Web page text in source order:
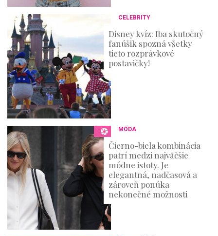
CELEBRITY
Disney kvíz: Iba skutočný
fanúšik spozná všetky
tieto rozprávkové
postavičky!
MÓDA
Čierno-biela kombinácia
patrí medzi najväčšie
módne istoty. Je
elegantná, nadčasová a
zároveň ponúka
nekonečné možnosti